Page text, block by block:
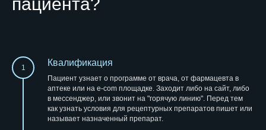
1 Квалификация
Пациент узнает о программе от врача, от фармацевта в
аптеке или на e-com площадке. Заходит либо на сайт, либо
в мессенджер, или звонит на "горячую линию". Перед тем
как узнать условия для рецептурных препаратов пишет или
называет назначенный препарат.